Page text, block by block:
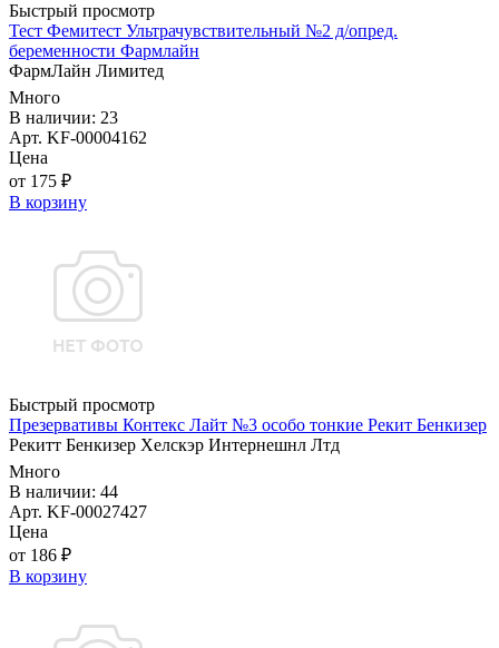
Быстрый просмотр
Тест Фемитест Ультрачувствительный №2 д/опред.
беременности Фармлайн
ФармЛайн Лимитед
Много
В наличии: 23
Арт. KF-00004162
Цена
от 175 ₽
В корзину
Быстрый просмотр
Презервативы Контекс Лайт №3 особо тонкие Рекит Бенкизер
Рекитт Бенкизер Хелскэр Интернешнл Лтд
Много
В наличии: 44
Арт. KF-00027427
Цена
от 186 ₽
В корзину